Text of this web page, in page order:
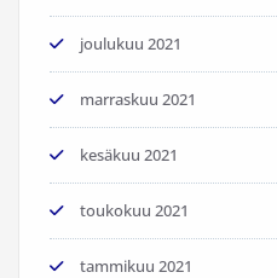
joulukuu 2021
marraskuu 2021
kesäkuu 2021
toukokuu 2021
tammikuu 2021